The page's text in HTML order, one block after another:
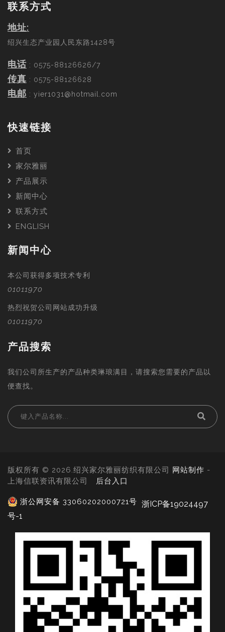
联系方式
地址:
绍兴生态产业园人民东路1428号
电话 : 0575-88126626/7
传真 : 0575-88126628
电邮 : yier1031@hotmail.com
快速链接
首页
家尔雅丽
产品展示
新闻中心
联系方式
ENGLISH
新闻中心
本公司获得多项技术专利
01011970
热烈祝贺公司网站成功升级
01011970
产品搜索
我们公司所生产的产品种类琳琅满目，请搜索您需要的产品以
便查找。
版权所有 © 2026.绍兴家尔雅丽纺织有限公司 网站制作 -
上海信联资讯有限公司 后台入口
浙公网安备 33060202000721号 浙ICP备19024497
号-1